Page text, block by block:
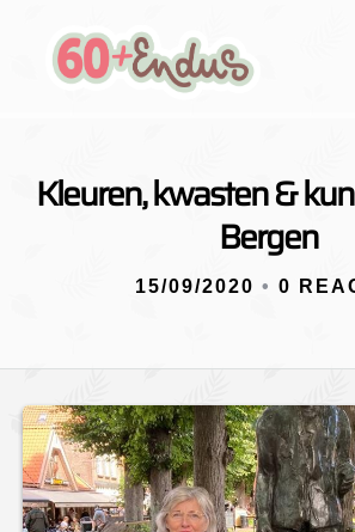
Kleuren, kwasten &
Bergen
15/09/2020 • 0